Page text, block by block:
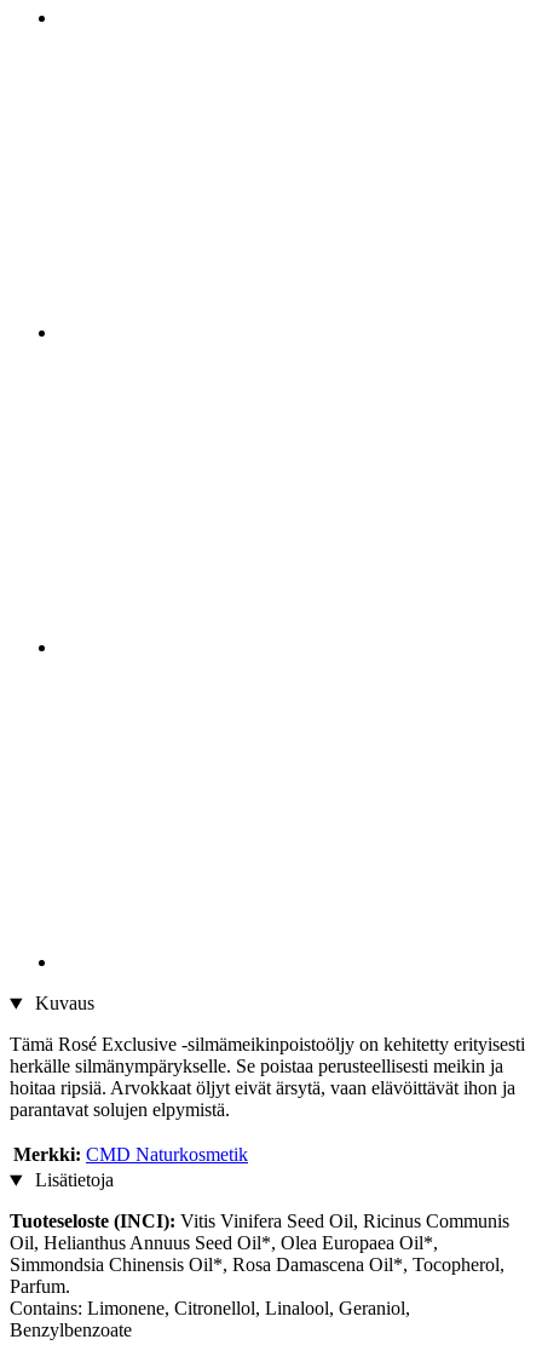
Kuvaus
Tämä Rosé Exclusive -silmämeikinpoistoöljy on kehitetty erityisesti
herkälle silmänympärykselle. Se poistaa perusteellisesti meikin ja
hoitaa ripsiä. Arvokkaat öljyt eivät ärsytä, vaan elävöittävät ihon ja
parantavat solujen elpymistä.
Merkki: CMD Naturkosmetik
Lisätietoja
Tuoteseloste (INCI): Vitis Vinifera Seed Oil, Ricinus Communis
Oil, Helianthus Annuus Seed Oil*, Olea Europaea Oil*,
Simmondsia Chinensis Oil*, Rosa Damascena Oil*, Tocopherol,
Parfum.
Contains: Limonene, Citronellol, Linalool, Geraniol,
Benzylbenzoate